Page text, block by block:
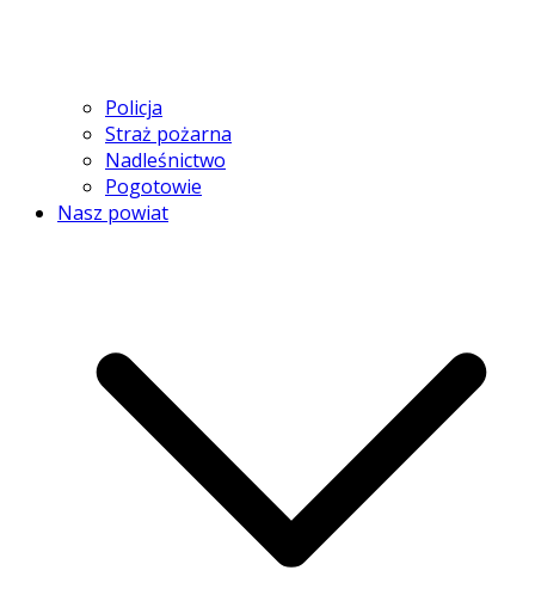
Policja
Straż pożarna
Nadleśnictwo
Pogotowie
Nasz powiat